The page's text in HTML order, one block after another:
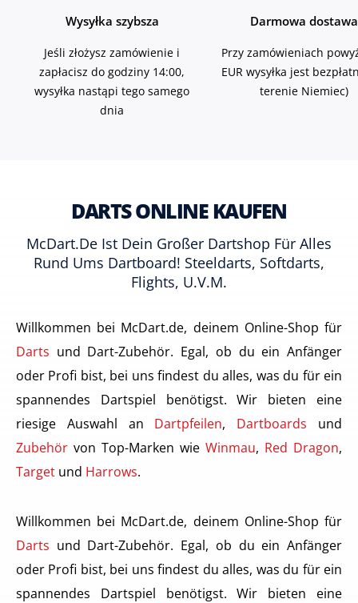
Wysyłka szybsza
Jeśli złożysz zamówienie i
zapłacisz do godziny 14:00,
wysyłka nastąpi tego samego
dnia
Darmowa dostawa
Przy zamówieniach
EUR wysyłka jest
terenie Niemiec)
DARTS ONLINE KAUFEN
McDart.de Ist Dein Großer Dartshop Für Alles
Rund Ums Dartboard! Steeldarts, Softdarts,
Flights, U.v.m.
Willkommen bei McDart.de, deinem Online-Shop für
Darts und Dart-Zubehör. Egal, ob du ein Anfänger
oder Profi bist, bei uns findest du alles, was du für ein
spannendes Dartspiel benötigst. Wir bieten eine
riesige Auswahl an Dartpfeilen, Dartboards und
Zubehör von Top-Marken wie Winmau, Red Dragon,
Target und Harrows.
Willkommen bei McDart.de, deinem Online-Shop für
Darts und Dart-Zubehör. Egal, ob du ein Anfänger
oder Profi bist, bei uns findest du alles, was du für ein
spannendes Dartspiel benötigst. Wir bieten eine